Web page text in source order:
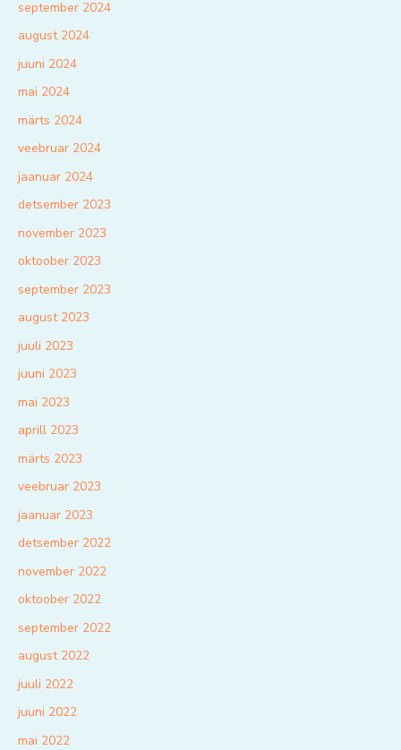
september 2024
august 2024
juuni 2024
mai 2024
märts 2024
veebruar 2024
jaanuar 2024
detsember 2023
november 2023
oktoober 2023
september 2023
august 2023
juuli 2023
juuni 2023
mai 2023
aprill 2023
märts 2023
veebruar 2023
jaanuar 2023
detsember 2022
november 2022
oktoober 2022
september 2022
august 2022
juuli 2022
juuni 2022
mai 2022